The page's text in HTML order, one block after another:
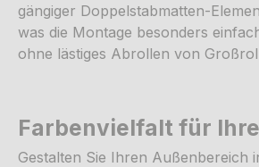
gängiger Doppelstabmatten-
was die Montage besonders
ohne lästiges Abrollen von
Farbenvielfalt für
Gestalten Sie Ihren Außenbereich